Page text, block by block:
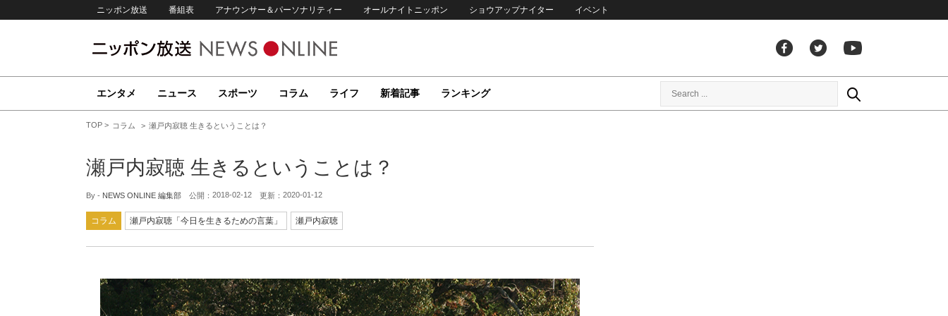
ニッポン放送 番組表 アナウンサー＆パーソナリティー オールナイトニッポン ショウアップナイター イベント
エンタメ ニュース スポーツ コラム ライフ 新着記事 ランキング
TOP コラム 瀬戸内寂聴 生きるということは？
瀬戸内寂聴 生きるということは？
By - NEWS ONLINE 編集部 公開： 2018-02-12 更新： 2020-01-12
コラム 瀬戸内寂聴「今日を生きるための言葉」 瀬戸内寂聴